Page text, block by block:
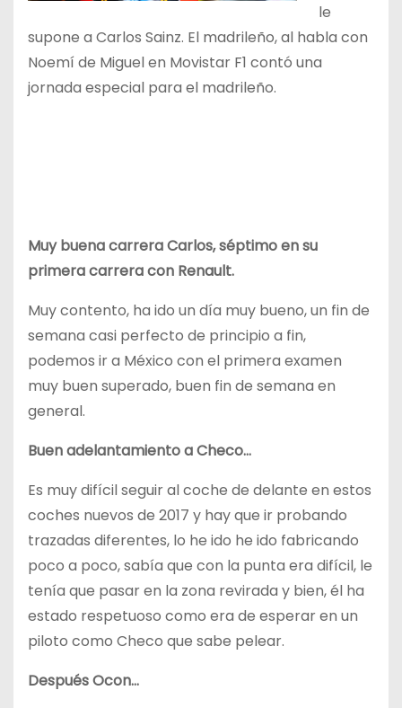
le
supone a Carlos Sainz. El madrileño, al habla con
Noemí de Miguel en Movistar F1 contó una
jornada especial para el madrileño.
Muy buena carrera Carlos, séptimo en su
primera carrera con Renault.
Muy contento, ha ido un día muy bueno, un fin de
semana casi perfecto de principio a fin,
podemos ir a México con el primera examen
muy buen superado, buen fin de semana en
general.
Buen adelantamiento a Checo…
Es muy difícil seguir al coche de delante en estos
coches nuevos de 2017 y hay que ir probando
trazadas diferentes, lo he ido he ido fabricando
poco a poco, sabía que con la punta era difícil, le
tenía que pasar en la zona revirada y bien, él ha
estado respetuoso como era de esperar en un
piloto como Checo que sabe pelear.
Después Ocon…